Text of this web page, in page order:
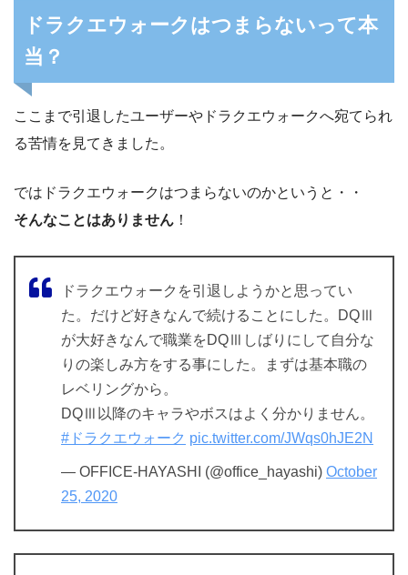
ドラクエウォークはつまらないって本
当？
ここまで引退したユーザーやドラクエウォークへ宛てられ
る苦情を見てきました。
ではドラクエウォークはつまらないのかというと・・
そんなことはありません ！
ドラクエウォークを引退しようかと思ってい
た。だけど好きなんで続けることにした。DQⅢ
が大好きなんで職業をDQⅢしばりにして自分な
りの楽しみ方をする事にした。まずは基本職の
レベリングから。
DQⅢ以降のキャラやボスはよく分かりません。
#ドラクエウォーク pic.twitter.com/JWqs0hJE2N
— OFFICE-HAYASHI (@office_hayashi) October
25, 2020